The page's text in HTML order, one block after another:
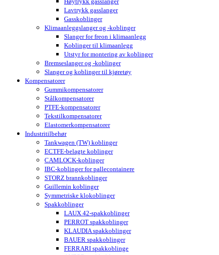
Lavtrykk gasslanger
Gasskoblinger
Klimaanleggslanger og -koblinger
Slanger for freon i klimaanlegg
Koblinger til klimaanlegg
Utstyr for montering av koblinger
Bremseslanger og -koblinger
Slanger og koblinger til kjøretøy
Kompensatorer
Gummikompensatorer
Stålkompensatorer
PTFE-kompensatorer
Tekstilkompensatorer
Elastomerkompensatorer
Industritilbehør
Tankwagen (TW) koblinger
ECTFE-belagte koblinger
CAMLOCK-koblinger
IBC-koblinger for pallecontainere
STORZ brannkoblinger
Guillemin koblinger
Symmetriske klokoblinger
Spakkoblinger
LAUX 42-spakkoblinger
PERROT spakkoblinger
KLAUDIA spakkoblinger
BAUER spakkoblinger
FERRARI spakkoblinge